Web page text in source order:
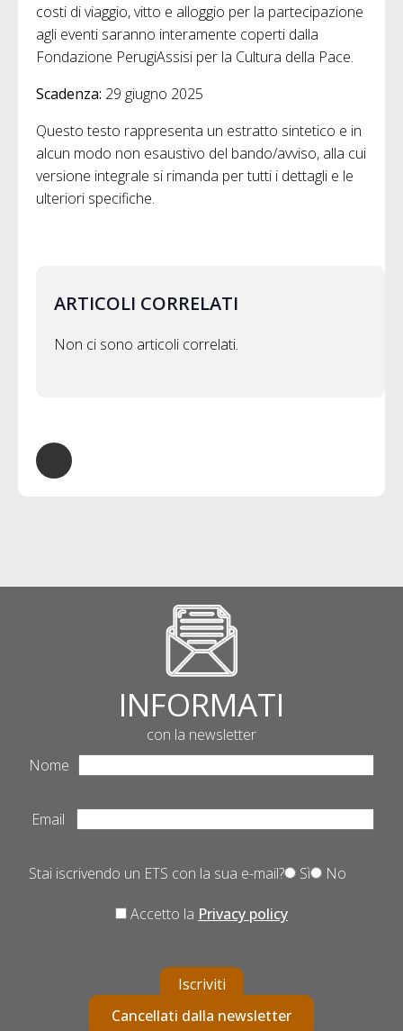
costi di viaggio, vitto e alloggio per la partecipazione
agli eventi saranno interamente coperti dalla
Fondazione PerugiAssisi per la Cultura della Pace.
Scadenza: 29 giugno 2025
Questo testo rappresenta un estratto sintetico e in
alcun modo non esaustivo del bando/avviso, alla cui
versione integrale si rimanda per tutti i dettagli e le
ulteriori specifiche.
ARTICOLI CORRELATI
Non ci sono articoli correlati.
INFORMATI
con la newsletter
Nome
Email
Stai iscrivendo un ETS con la sua e-mail? Sì No
Accetto la Privacy policy
Iscriviti
Cancellati dalla newsletter